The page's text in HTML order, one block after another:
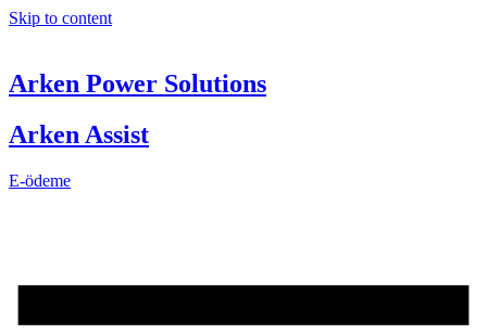
Skip to content
Arken Power Solutions
Arken Assist
E-ödeme